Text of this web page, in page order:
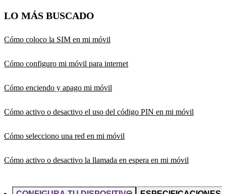
LO MÁS BUSCADO
Cómo coloco la SIM en mi móvil
Cómo configuro mi móvil para internet
Cómo enciendo y apago mi móvil
Cómo activo o desactivo el uso del código PIN en mi móvil
Cómo selecciono una red en mi móvil
Cómo activo o desactivo la llamada en espera en mi móvil